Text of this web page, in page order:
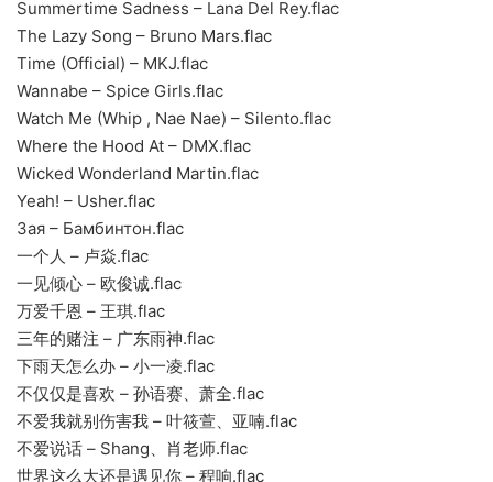
Summertime Sadness – Lana Del Rey.flac
The Lazy Song – Bruno Mars.flac
Time (Official) – MKJ.flac
Wannabe – Spice Girls.flac
Watch Me (Whip , Nae Nae) – Silento.flac
Where the Hood At – DMX.flac
Wicked Wonderland Martin.flac
Yeah! – Usher.flac
Зая – Бамбинтон.flac
一个人 – 卢焱.flac
一见倾心 – 欧俊诚.flac
万爱千恩 – 王琪.flac
三年的赌注 – 广东雨神.flac
下雨天怎么办 – 小一凌.flac
不仅仅是喜欢 – 孙语赛、萧全.flac
不爱我就别伤害我 – 叶筱萱、亚喃.flac
不爱说话 – Shang、肖老师.flac
世界这么大还是遇见你 – 程响.flac